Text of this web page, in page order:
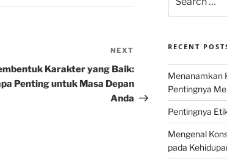
Post
NEXT
Karakter yang Baik:
Penting untuk Masa Depan
Anda
for:
RECENT
Menanamkan
Pentingnya
Pentingnya
Mengenal
pada